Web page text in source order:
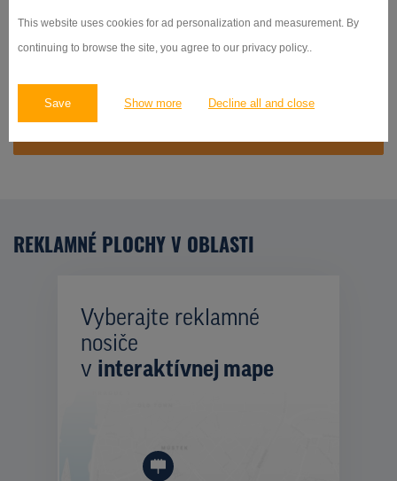
This website uses cookies for ad personalization and measurement. By
continuing to browse the site, you agree to our privacy policy..
Save Show more Decline all and close
prenájmu bigboardu v lokalite Hornopolní, Ostrava nie je
REKLAMNÉ PLOCHY V OBLASTI
Vyberajte reklamné
nosiče
v interaktívnej mape